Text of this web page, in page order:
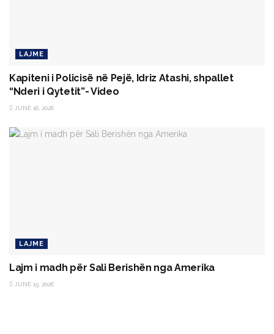
LAJME
Kapiteni i Policisë në Pejë, Idriz Atashi, shpallet
“Nderi i Qytetit”- Video
JUNE 16, 2026
LAJME
Lajm i madh për Sali Berishën nga Amerika
JUNE 15, 2026